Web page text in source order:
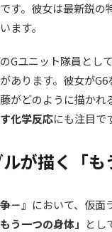
です。彼女は最新鋭の
ます。
Gユニット隊員として
あります。彼女が
がどのように描かれ
化学反応にも注目で
が描く「
－』 において、仮面
もう一つの身体」 とし